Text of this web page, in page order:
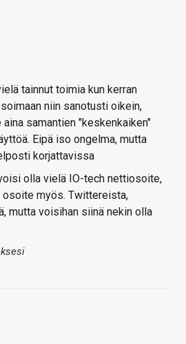
tainnut toimia kun kerran
niin sanotusti oikein,
samantien "keskenkaiken"
Eipä iso ongelma, mutta
korjattavissa
olla vielä IO-tech nettiosoite,
osoite myös. Twittereista,
mutta voisihan siinä nekin olla